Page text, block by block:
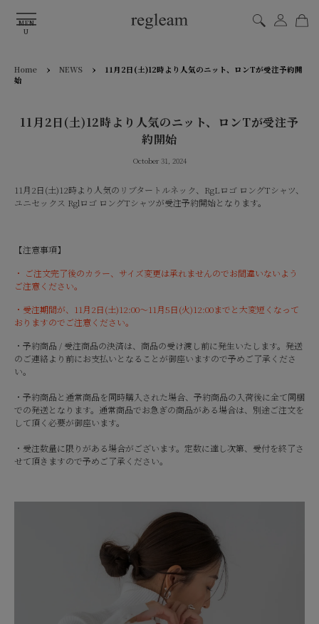
MEN
U
Home › NEWS ›
11月2日(土)12時より人気のニット、ロンTが受注予約開
始
11月2日(土)12時より人気のニット、ロンTが受注予
約開始
October 31, 2024
11月2日(土)12時より人気のリブタートルネック、RgLロゴ ロングTシャツ、
ユニセックス Rglロゴ ロングTシャツが受注予約開始となります。
【注意事項】
・ ご注文完了後のカラー、サイズ変更は承れませんのでお間違いないよう
ご注意ください。
・受注期間が、11月2日(土)12:00～11月5日(火)12:00までと大変短くなって
おりますのでご注意ください。
・予約商品 / 受注商品の決済は、商品の受け渡し前に発生いたします。発送
のご連絡より前にお支払いとなることが御座いますので予めご了承くださ
い。
・予約商品と通常商品を同時購入された場合、予約商品の入荷後に全て同梱
での発送となります。通常商品でお急ぎの商品がある場合は、別途ご注文を
して頂く必要が御座います。
・受注数量に限りがある場合がございます。定数に達し次第、受付を終了さ
せて頂きますので予めご了承ください。